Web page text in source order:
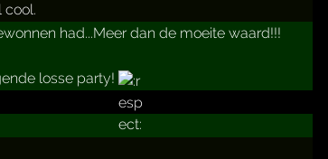
cool.
had...Meer dan de moeite waard!!!
losse party!